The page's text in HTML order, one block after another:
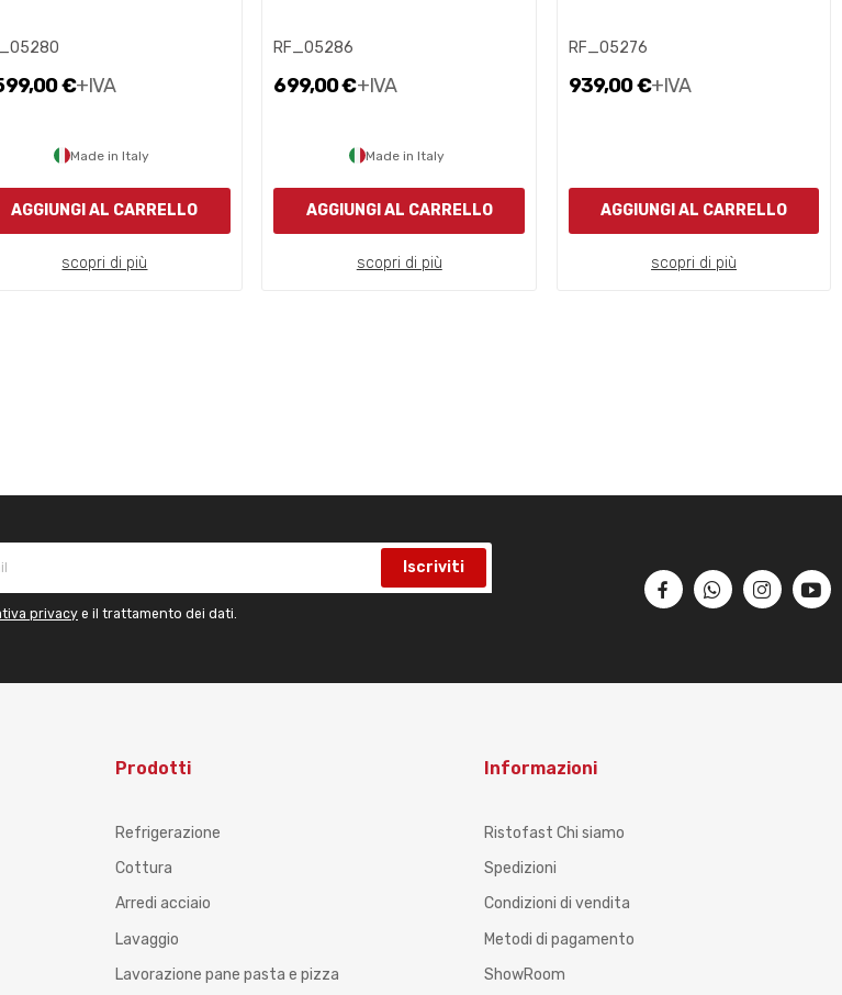
€+IVA
Made in Italy
AGGIUNGI AL CARRELLO
scopri di più
RF_05286
699,00 €+IVA
Made in Italy
AGGIUNGI AL CARRELLO
scopri di più
RF_05276
939,00 €+IVA
AGGIUNGI AL CARRELLO
scopri di più
Iscriviti
privacy e il trattamento dei dati.
Prodotti
Refrigerazione
Cottura
Arredi acciaio
Lavaggio
Lavorazione pane pasta e pizza
Informazioni
Ristofast Chi siamo
Spedizioni
Condizioni di vendita
Metodi di pagamento
ShowRoom